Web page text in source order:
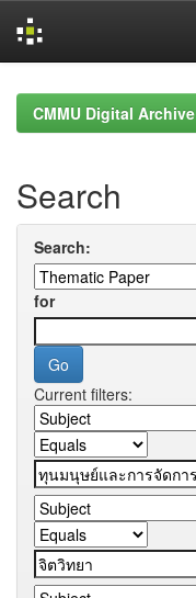
navigationCMMU Digital Archive
Search
Search:
for
Current filters: